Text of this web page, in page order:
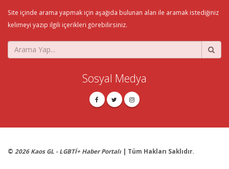
Site içinde arama yapmak için aşağıda bulunan alan ile aramak istediğiniz
kelimeyi yazıp ilgili içerikleri görebilirsiniz.
Sosyal Medya
© 2026 Kaos GL - LGBTİ+ Haber Portalı | Tüm Hakları Saklıdır.